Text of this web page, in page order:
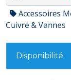
Accessoires
Cuivre & Vannes
Disponibilité